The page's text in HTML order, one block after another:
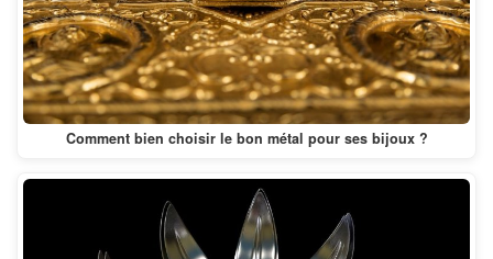
Comment bien choisir le bon métal pour ses bijoux ?